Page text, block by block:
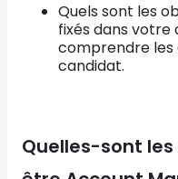
Quels sont les
fixés dans
comprendre les
candidat.
Quelles-sont